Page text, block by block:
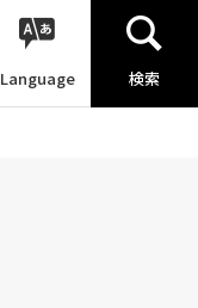
Language 検索